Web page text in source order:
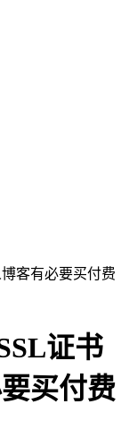
客有必要买付费
证书
买付费